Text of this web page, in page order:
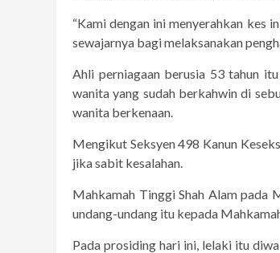
“Kami dengan ini menyerahkan kes
sewajarnya bagi melaksanakan
Ahli perniagaan berusia 53 tahun
wanita yang sudah berkahwin di
wanita berkenaan.
Mengikut Seksyen 498 Kanun
jika sabit kesalahan.
Mahkamah Tinggi Shah Alam pada
undang-undang itu kepada
Pada prosiding hari ini, lelaki itu